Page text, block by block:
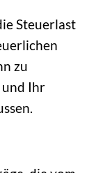
Steuerlast
zu
und Ihr